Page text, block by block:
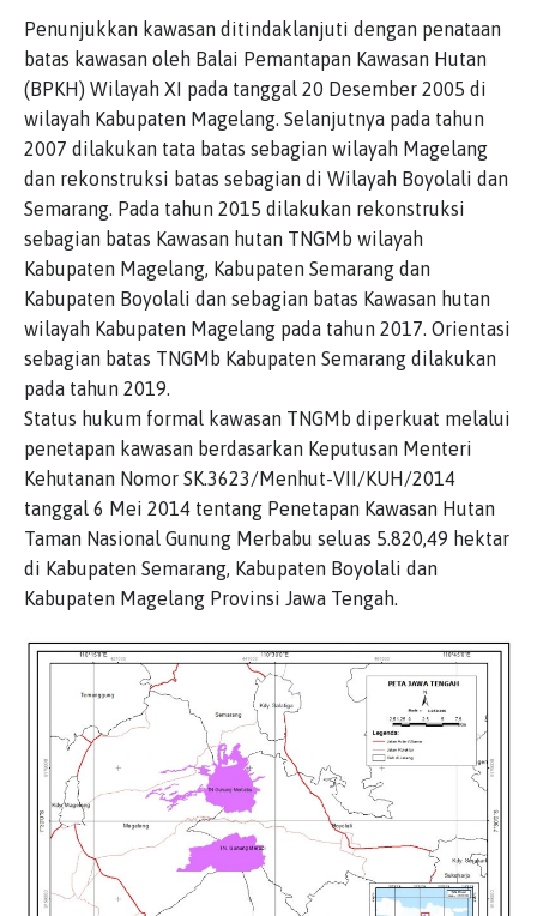
Penunjukkan kawasan ditindaklanjuti dengan penataan
batas kawasan oleh Balai Pemantapan Kawasan Hutan
(BPKH) Wilayah XI pada tanggal 20 Desember 2005 di
wilayah Kabupaten Magelang. Selanjutnya pada tahun
2007 dilakukan tata batas sebagian wilayah Magelang
dan rekonstruksi batas sebagian di Wilayah Boyolali dan
Semarang. Pada tahun 2015 dilakukan rekonstruksi
sebagian batas Kawasan hutan TNGMb wilayah
Kabupaten Magelang, Kabupaten Semarang dan
Kabupaten Boyolali dan sebagian batas Kawasan hutan
wilayah Kabupaten Magelang pada tahun 2017. Orientasi
sebagian batas TNGMb Kabupaten Semarang dilakukan
pada tahun 2019.
Status hukum formal kawasan TNGMb diperkuat melalui
penetapan kawasan berdasarkan Keputusan Menteri
Kehutanan Nomor SK.3623/Menhut-VII/KUH/2014
tanggal 6 Mei 2014 tentang Penetapan Kawasan Hutan
Taman Nasional Gunung Merbabu seluas 5.820,49 hektar
di Kabupaten Semarang, Kabupaten Boyolali dan
Kabupaten Magelang Provinsi Jawa Tengah.